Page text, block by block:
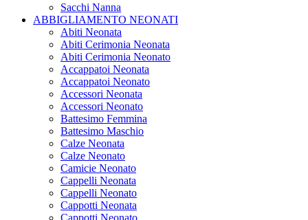
Sacchi Nanna
ABBIGLIAMENTO NEONATI
Abiti Neonata
Abiti Cerimonia Neonata
Abiti Cerimonia Neonato
Accappatoi Neonata
Accappatoi Neonato
Accessori Neonata
Accessori Neonato
Battesimo Femmina
Battesimo Maschio
Calze Neonata
Calze Neonato
Camicie Neonato
Cappelli Neonata
Cappelli Neonato
Cappotti Neonata
Cappotti Neonato